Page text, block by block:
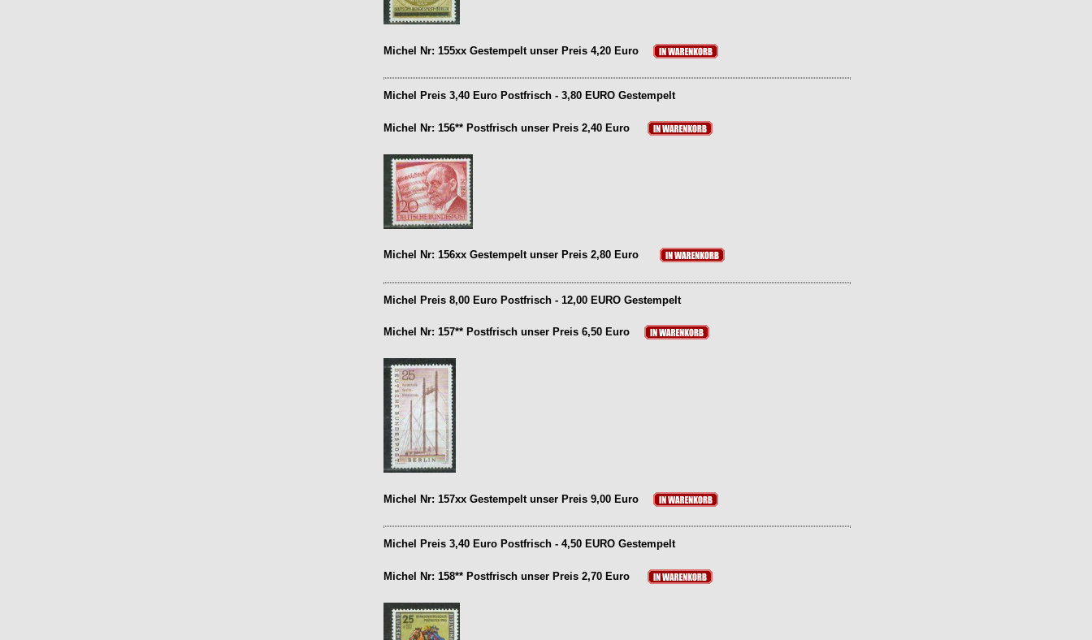
Michel Nr: 155xx Gestempelt unser Preis 4,20 Euro
Michel Preis 3,40 Euro Postfrisch - 3,80 EURO Gestempelt
Michel Nr: 156** Postfrisch unser Preis 2,40 Euro
Michel Nr: 156xx Gestempelt unser Preis 2,80 Euro
Michel Preis 8,00 Euro Postfrisch - 12,00 EURO Gestempelt
Michel Nr: 157** Postfrisch unser Preis 6,50 Euro
Michel Nr: 157xx Gestempelt unser Preis 9,00 Euro
Michel Preis 3,40 Euro Postfrisch - 4,50 EURO Gestempelt
Michel Nr: 158** Postfrisch unser Preis 2,70 Euro